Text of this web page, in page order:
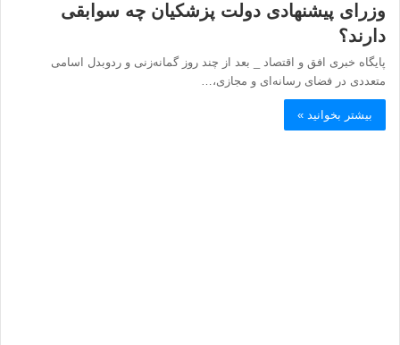
وزرای پیشنهادی دولت پزشکیان چه سوابقی
دارند؟
پایگاه خبری افق و اقتصاد _ بعد از چند روز گمانه‌زنی و ردوبدل اسامی
متعددی در فضای رسانه‌ای و مجازی،…
بیشتر بخوانید »